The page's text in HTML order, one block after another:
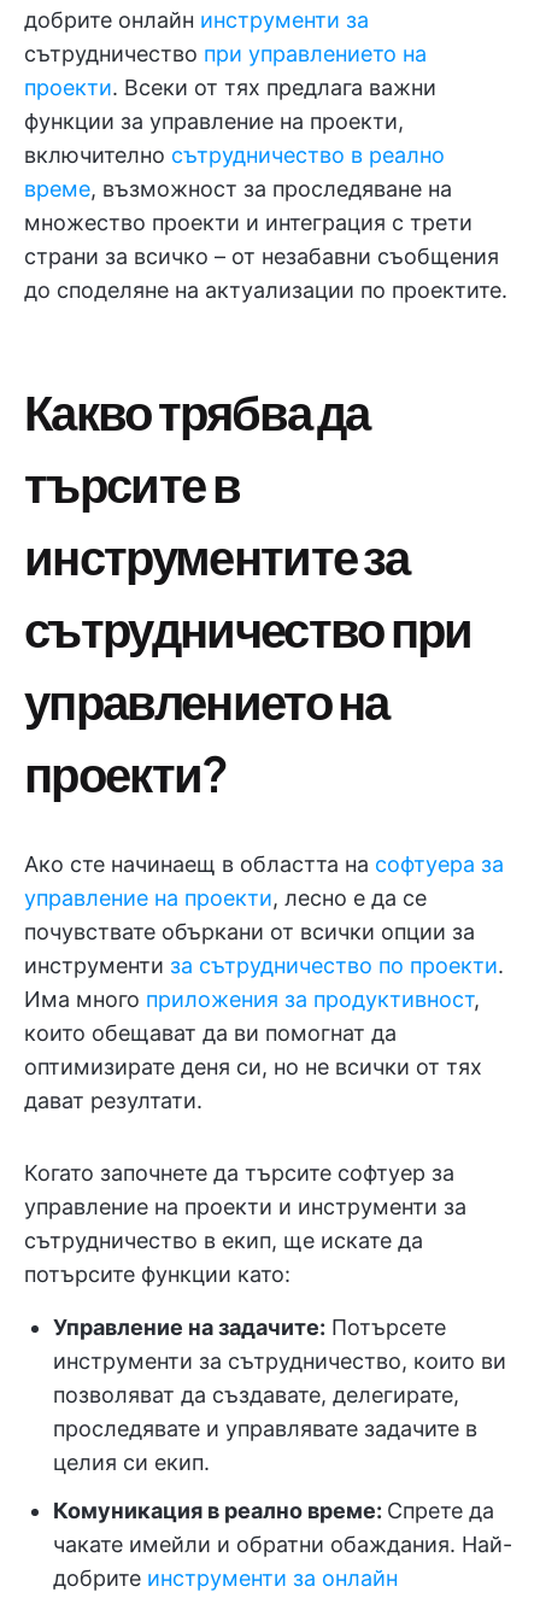
добрите онлайн инструменти за
сътрудничество при управлението на
проекти. Всеки от тях предлага важни
функции за управление на проекти,
включително сътрудничество в реално
време, възможност за проследяване на
множество проекти и интеграция с трети
страни за всичко – от незабавни съобщения
до споделяне на актуализации по проектите.
Какво трябва да
търсите в
инструментите за
сътрудничество при
управлението на
проекти?
Ако сте начинаещ в областта на софтуера за
управление на проекти, лесно е да се
почувствате объркани от всички опции за
инструменти за сътрудничество по проекти.
Има много приложения за продуктивност,
които обещават да ви помогнат да
оптимизирате деня си, но не всички от тях
дават резултати.
Когато започнете да търсите софтуер за
управление на проекти и инструменти за
сътрудничество в екип, ще искате да
потърсите функции като:
Управление на задачите: Потърсете
инструменти за сътрудничество, които ви
позволяват да създавате, делегирате,
проследявате и управлявате задачите в
целия си екип.
Комуникация в реално време: Спрете да
чакате имейли и обратни обаждания. Най-
добрите инструменти за онлайн